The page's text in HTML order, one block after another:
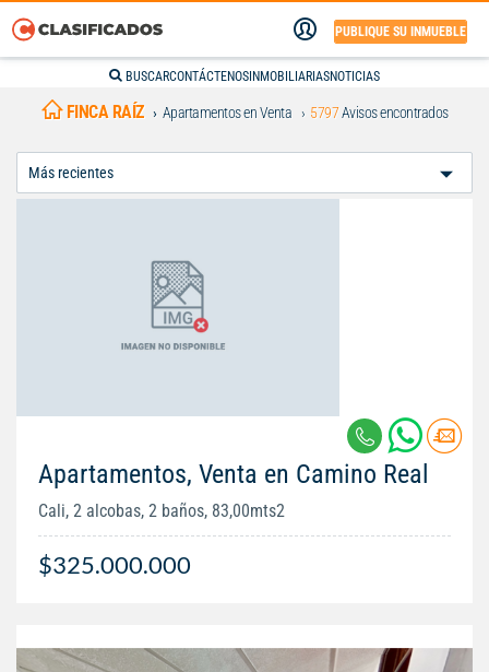
PUBLIQUE SU INMUEBLE
BUSCARCONTÁCTENOS INMOBILIARIASNOTICIAS
FINCA RAÍZ Apartamentos en Venta 5797Avisos encontrados
Apartamentos, Venta en Camino Real
Cali, 2 alcobas, 2 baños, 83,00mts2
$325.000.000